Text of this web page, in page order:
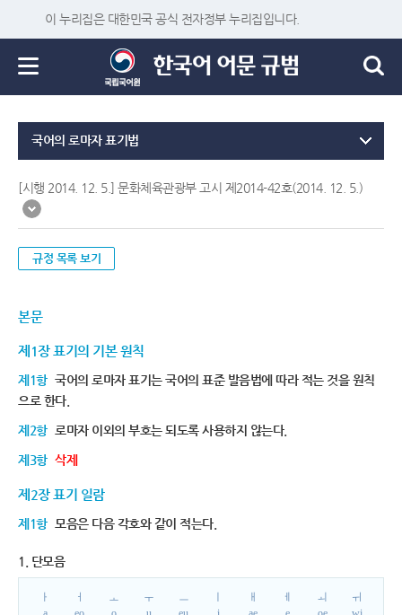
이 누리집은 대한민국 공식 전자정부 누리집입니다.
국어의 로마자 표기법
[시행 2014. 12. 5.] 문화체육관광부 고시 제2014-42호(2014. 12. 5.)
규정 목록 보기
본문
제1장 표기의 기본 원칙
제1항 국어의 로마자 표기는 국어의 표준 발음법에 따라 적는 것을 원칙
으로 한다.
제2항 로마자 이외의 부호는 되도록 사용하지 않는다.
제3항 삭제
제2장 표기 일람
제1항 모음은 다음 각호와 같이 적는다.
1. 단모음
ㅏ
ㅓ
ㅗ
ㅜ
ㅡ
ㅐ
ㅔ
ㅚ
ㅟ